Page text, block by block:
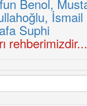
rehberimizdir...